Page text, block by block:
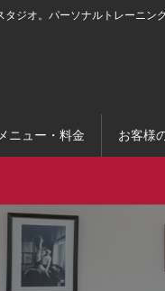
ジオ。パーソナルトレーニ
メニュー・料金 お客様